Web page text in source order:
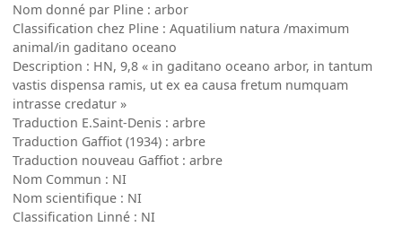
Nom donné par Pline : arbor
Classification chez Pline : Aquatilium natura /maximum
animal/in gaditano oceano
Description : HN, 9,8 « in gaditano oceano arbor, in tantum
vastis dispensa ramis, ut ex ea causa fretum numquam
intrasse credatur »
Traduction E.Saint-Denis : arbre
Traduction Gaffiot (1934) : arbre
Traduction nouveau Gaffiot : arbre
Nom Commun : NI
Nom scientifique : NI
Classification Linné : NI